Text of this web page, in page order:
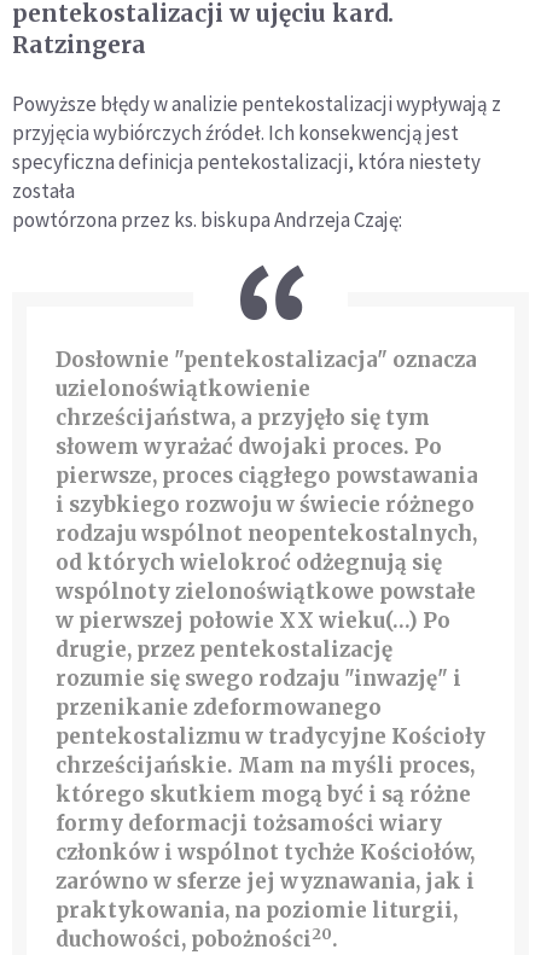
pentekostalizacji w ujęciu kard.
Ratzingera
Powyższe błędy w analizie pentekostalizacji wypływają z
przyjęcia wybiórczych źródeł. Ich konsekwencją jest
specyficzna definicja pentekostalizacji, która niestety
została
powtórzona przez ks. biskupa Andrzeja Czaję:
Dosłownie "pentekostalizacja" oznacza
uzielonoświątkowienie
chrześcijaństwa, a przyjęło się tym
słowem wyrażać dwojaki proces. Po
pierwsze, proces ciągłego powstawania
i szybkiego rozwoju w świecie różnego
rodzaju wspólnot neopentekostalnych,
od których wielokroć odżegnują się
wspólnoty zielonoświątkowe powstałe
w pierwszej połowie XX wieku(…) Po
drugie, przez pentekostalizację
rozumie się swego rodzaju "inwazję" i
przenikanie zdeformowanego
pentekostalizmu w tradycyjne Kościoły
chrześcijańskie. Mam na myśli proces,
którego skutkiem mogą być i są różne
formy deformacji tożsamości wiary
członków i wspólnot tychże Kościołów,
zarówno w sferze jej wyznawania, jak i
praktykowania, na poziomie liturgii,
duchowości, pobożności20.